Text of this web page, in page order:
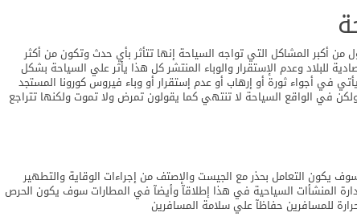
أكبر المشاكل التي تواجه السياحة إنها تتأثر بأي حدث وتكون من أكثر
للبلاد وعدم الإستقرار والوباء المنتشر كل هذا يأثر علي السياحة بشكل
في أجواء ثورة أو إرهاب أو عدم إستقرار أو وباء فيروس كورونا المستجد
ولكن في الواقع السياحة لا تنتهي كما يقولون تمرض ولا تموت ولكنها تتراجع
التعامل بحذر مع الجيست والإصتف من إجراءات الوقاية والتطهير
المنشأات السياحية في هذا إطلاقآ وأيضآ في المطارات سوف يكون الحرص
للمسافرين حفاظآ علي سلامة المسافرين